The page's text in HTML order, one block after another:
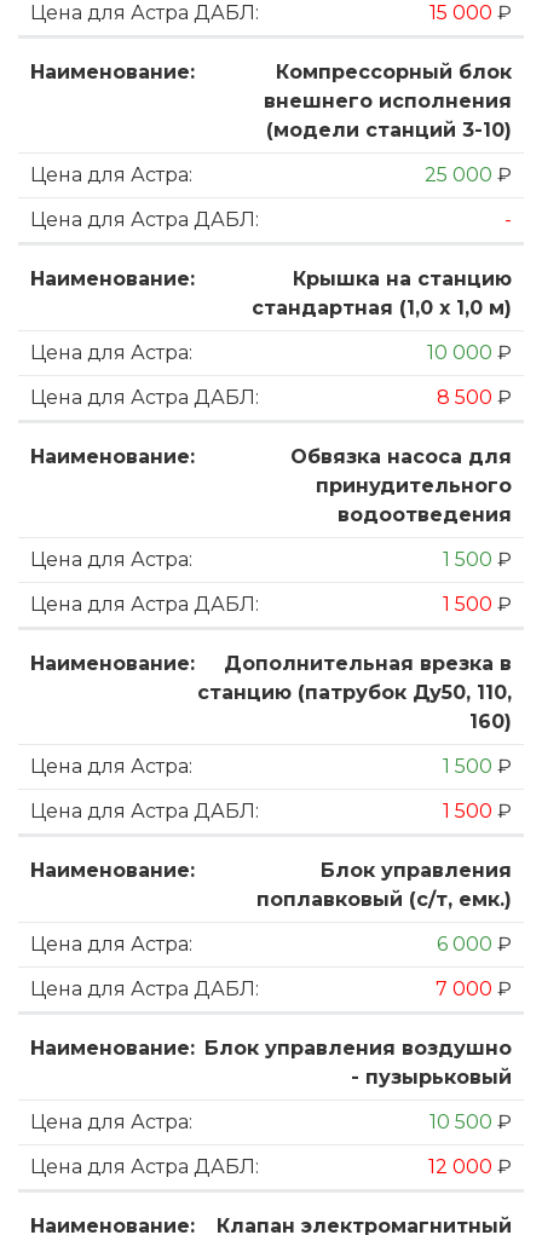
15 000 ₽
Компрессорный блок
внешнего исполнения
(модели станций 3-10)
25 000 ₽
-
Крышка на станцию
стандартная (1,0 х 1,0 м)
10 000 ₽
8 500 ₽
Обвязка насоса для
принудительного
водоотведения
1 500 ₽
1 500 ₽
Дополнительная врезка в
станцию (патрубок Ду50, 110,
160)
1 500 ₽
1 500 ₽
Блок управления
поплавковый (с/т, емк.)
6 000 ₽
7 000 ₽
Блок управления воздушно
- пузырьковый
10 500 ₽
12 000 ₽
Клапан электромагнитный